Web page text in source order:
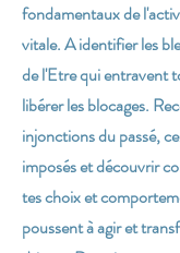
fondamentaux de
vitale. A identifier les
de l'Etre qui entravent
libérer les blocages.
injonctions du passé,
imposés et découvrir
tes choix et
poussent à agir et